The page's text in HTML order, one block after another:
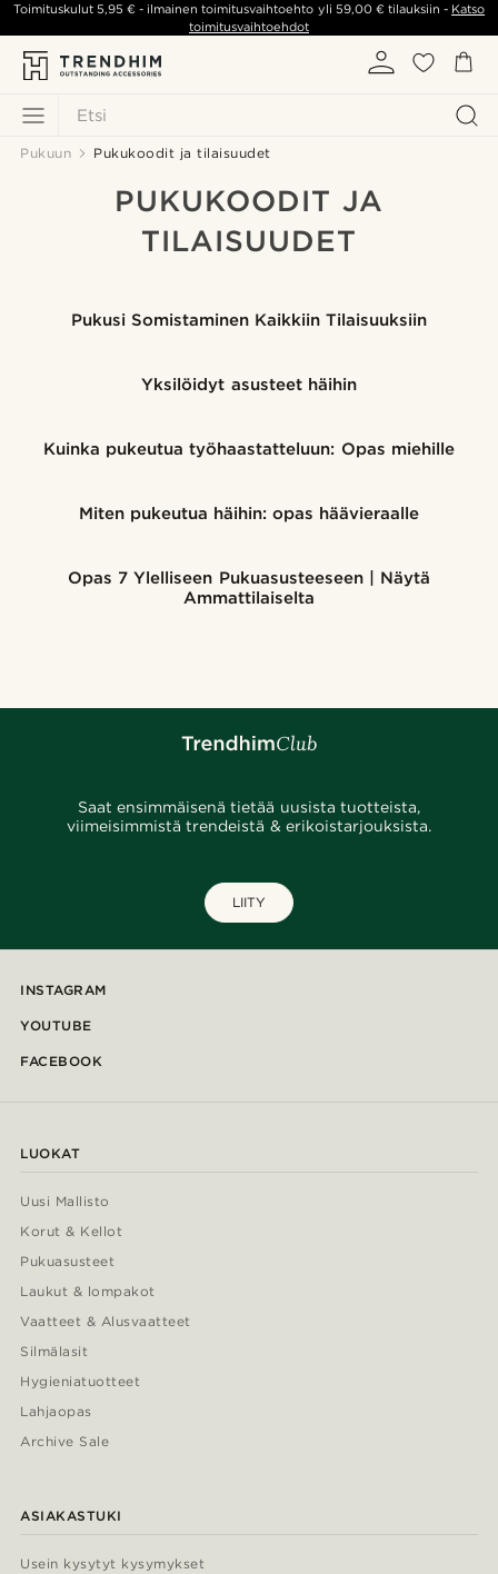
Etsi
Toimituskulut5,95 € - ilmainen toimitusvaihtoehto yli 59,00 €tilauksiin - Katso
toimitusvaihtoehdot
Pukuun Pukukoodit ja tilaisuudet
PUKUKOODIT JA
TILAISUUDET
Pukusi Somistaminen Kaikkiin Tilaisuuksiin
Yksilöidyt asusteet häihin
Kuinka pukeutua työhaastatteluun: Opas miehille
Miten pukeutua häihin: opas häävieraalle
Opas 7 Ylelliseen Pukuasusteeseen | Näytä
Ammattilaiselta
Saat ensimmäisenä tietää uusista tuotteista,
viimeisimmistä trendeistä & erikoistarjouksista.
LIITY
INSTAGRAM
YOUTUBE
FACEBOOK
LUOKAT
Uusi Mallisto
Korut & Kellot
Pukuasusteet
Laukut & lompakot
Vaatteet & Alusvaatteet
Silmälasit
Hygieniatuotteet
Lahjaopas
Archive Sale
ASIAKASTUKI
Usein kysytyt kysymykset